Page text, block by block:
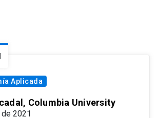
Aplicada
Columbia University
2021